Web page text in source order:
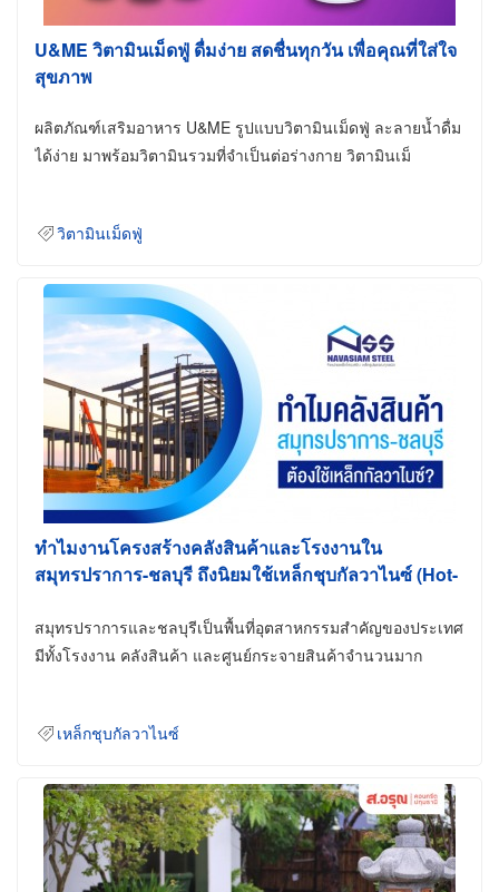
U&ME วิตามินเม็ดฟู่ ดื่มง่าย สดชื่นทุกวัน เพื่อคุณที่ใส่ใจ
สุขภาพ
ผลิตภัณฑ์เสริมอาหาร U&ME รูปแบบวิตามินเม็ดฟู่ ละลายน้ำดื่ม
ได้ง่าย มาพร้อมวิตามินรวมที่จำเป็นต่อร่างกาย วิตามินเม็
วิตามินเม็ดฟู่
ทำไมงานโครงสร้างคลังสินค้าและโรงงานใน
สมุทรปราการ-ชลบุรี ถึงนิยมใช้เหล็กชุบกัลวาไนซ์ (Hot-
สมุทรปราการและชลบุรีเป็นพื้นที่อุตสาหกรรมสำคัญของประเทศ
มีทั้งโรงงาน คลังสินค้า และศูนย์กระจายสินค้าจำนวนมาก
เหล็กชุบกัลวาไนซ์